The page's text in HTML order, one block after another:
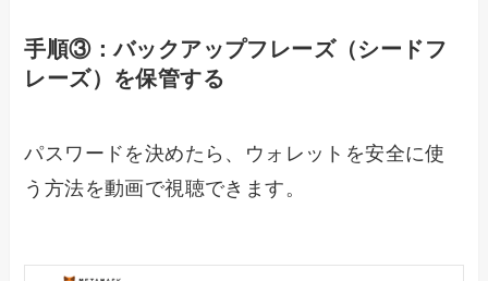
手順③：バックアップフレーズ（シードフ
レーズ）を保管する
パスワードを決めたら、ウォレットを安全に使
う方法を動画で視聴できます。